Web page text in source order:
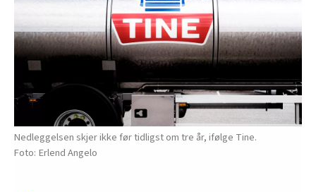
Nedleggelsen skjer ikke før tidligst om tre år, ifølge Tine.
Erlend Angelo